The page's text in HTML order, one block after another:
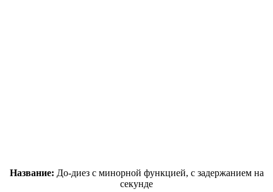
Название: До-диез c минорной функцией, с задержанием на
секунде